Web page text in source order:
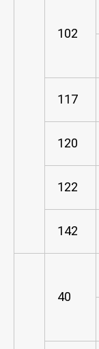
102
117
120
122
142
40